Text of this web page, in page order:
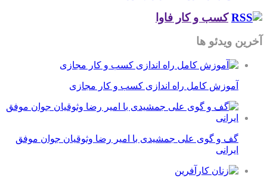
کسب و کار فاوا
آخرین ویدئو ها
آموزش کامل راه اندازی کسب و کار مجازی
گف و گوی علی جمشیدی با امیر رضا وثوقیان جوان موفق
ایرانی